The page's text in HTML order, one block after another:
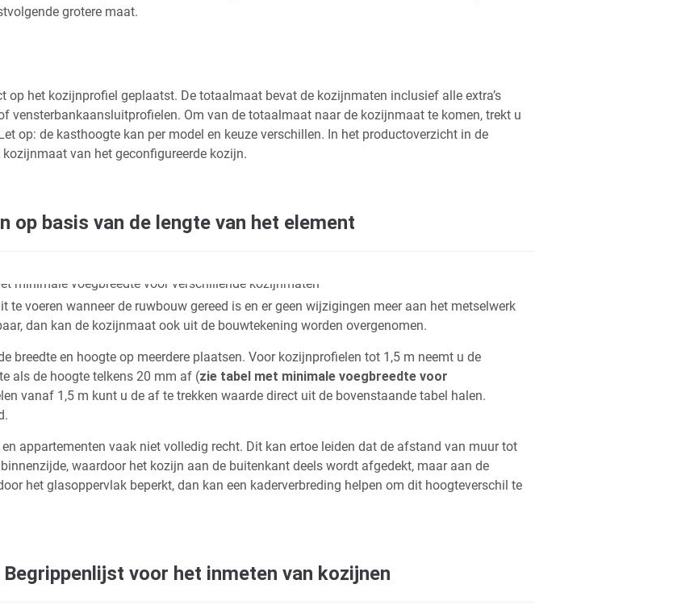
grotere maat.
het kozijnprofiel geplaatst. De totaalmaat bevat de kozijnmaten inclusief alle extra’s
vensterbankaansluitprofielen. Om van de totaalmaat naar de kozijnmaat te komen, trekt u
op: de kasthoogte kan per model en keuze verschillen. In het productoverzicht in de
van het geconfigureerde kozijn.
op basis van de lengte van het element
voeren wanneer de ruwbouw gereed is en er geen wijzigingen meer aan het metselwerk
dan kan de kozijnmaat ook uit de bouwtekening worden overgenomen.
breedte en hoogte op meerdere plaatsen. Voor kozijnprofielen tot 1,5 m neemt u de
als de hoogte telkens 20 mm af (zie tabel met minimale voegbreedte voor
vanaf 1,5 m kunt u de af te trekken waarde direct uit de bovenstaande tabel halen.
appartementen vaak niet volledig recht. Dit kan ertoe leiden dat de afstand van muur tot
waardoor het kozijn aan de buitenkant deels wordt afgedekt, maar aan de
het glasoppervlak beperkt, dan kan een kaderverbreding helpen om dit hoogteverschil te
voor het inmeten van kozijnen